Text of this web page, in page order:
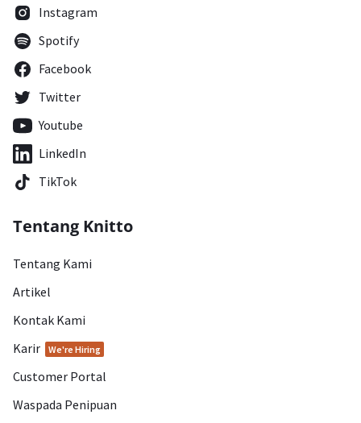
Instagram
Spotify
Facebook
Twitter
Youtube
LinkedIn
TikTok
Tentang Knitto
Tentang Kami
Artikel
Kontak Kami
Karir
We're Hiring
Customer Portal
Waspada Penipuan